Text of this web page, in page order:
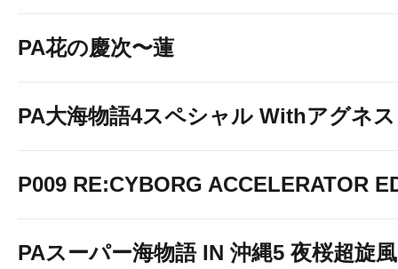
PA花の慶次〜蓮
PA大海物語4スペシャル Withアグネ
P009 RE:CYBORG ACCELERATOR
PAスーパー海物語 IN 沖縄5 夜桜超旋